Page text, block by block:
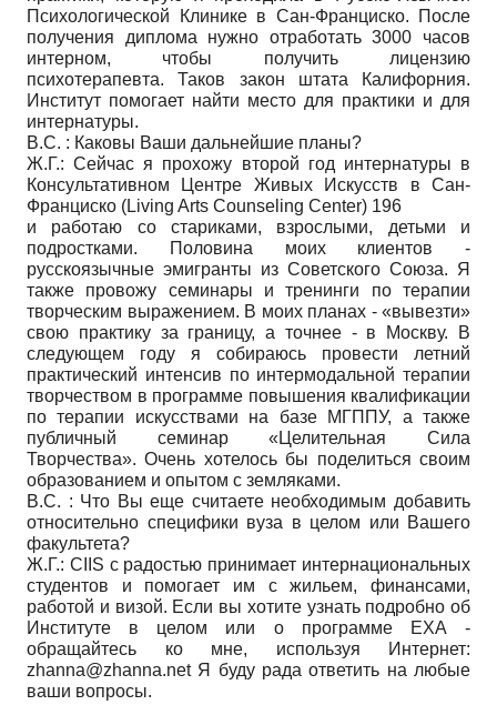
Психологической Клинике в Сан-Франциско. После
получения диплома нужно отработать 3000 часов
интерном, чтобы получить лицензию
психотерапевта. Таков закон штата Калифорния.
Институт помогает найти место для практики и для
интернатуры.
В.С. : Каковы Ваши дальнейшие планы?
Ж.Г.: Сейчас я прохожу второй год интернатуры в
Консультативном Центре Живых Искусств в Сан-
Франциско (Living Arts Counseling Center) 196
и работаю со стариками, взрослыми, детьми и
подростками. Половина моих клиентов -
русскоязычные эмигранты из Советского Союза. Я
также провожу семинары и тренинги по терапии
творческим выражением. В моих планах - «вывезти»
свою практику за границу, а точнее - в Москву. В
следующем году я собираюсь провести летний
практический интенсив по интермодальной терапии
творчеством в программе повышения квалификации
по терапии искусствами на базе МГППУ, а также
публичный семинар «Целительная Сила
Творчества». Очень хотелось бы поделиться своим
образованием и опытом с земляками.
В.С. : Что Вы еще считаете необходимым добавить
относительно специфики вуза в целом или Вашего
факультета?
Ж.Г.: CIIS с радостью принимает интернациональных
студентов и помогает им с жильем, финансами,
работой и визой. Если вы хотите узнать подробно об
Институте в целом или о программе ЕХА -
обращайтесь ко мне, используя Интернет:
zhanna@zhanna.net Я буду рада ответить на любые
ваши вопросы.